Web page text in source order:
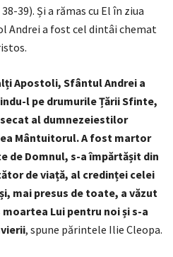
39). Și a rămas cu El în ziua
Andrei a fost cel dintâi chemat
Apostoli, Sfântul Andrei a
l pe drumurile Țării Sfinte,
al dumnezeiestilor
Mântuitorul. A fost martor
de Domnul, s-a împărtășit din
de viață, al credinței celei
mai presus de toate, a văzut
Lui pentru noi și s-a
, spune părintele Ilie Cleopa.